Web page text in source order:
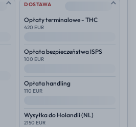
-- DOSTAWA --
Opłaty terminalowe - THC
420 EUR
Opłata bezpieczeństwa ISPS
100 EUR
Opłata handling
110 EUR
Wysyłka do Holandii (NL)
2150 EUR